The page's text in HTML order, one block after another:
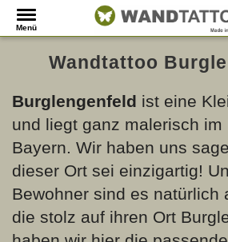
Menü
Wandtattoo
Burglengenfeld ist eine
und liegt ganz malerisch im
Bayern. Wir haben uns
dieser Ort sei einzigartig!
Bewohner sind es natürlich
die stolz auf ihren Ort